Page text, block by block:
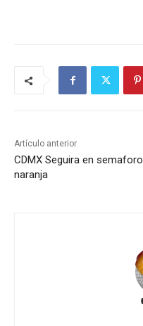
Artículo anterior
CDMX Seguira en semaforo
naranja